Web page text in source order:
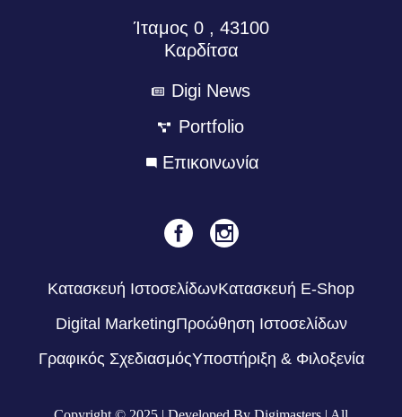
Ίταμος 0 , 43100
Καρδίτσα
Digi News
Portfolio
Eπικοινωνία
Κατασκευή ΙστοσελίδωνΚατασκευή E-Shop
Digital MarketingΠροώθηση Ιστοσελίδων
Γραφικός ΣχεδιασμόςΥποστήριξη & Φιλοξενία